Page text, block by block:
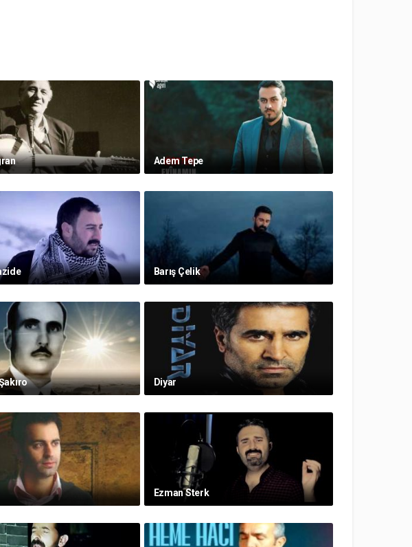
Adem Tepe
Barış Çelik
Diyar
Ezman Sterk